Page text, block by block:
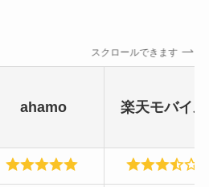
スクロールできます
ahamo 楽天モバイル